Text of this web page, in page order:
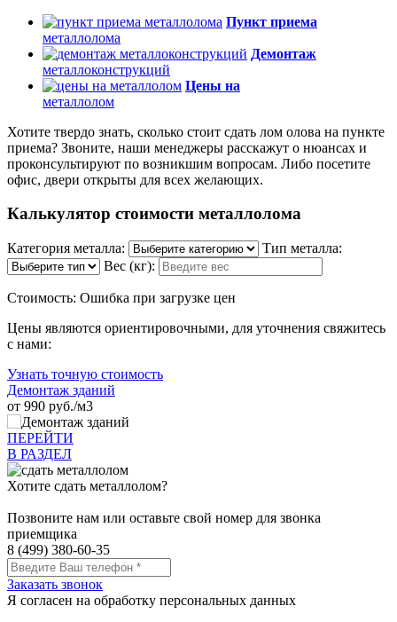
Пункт приема
металлолома
Демонтаж
металлоконструкций
Цены на
металлолом
Хотите твердо знать, сколько стоит сдать лом олова на пункте
приема? Звоните, наши менеджеры расскажут о нюансах и
проконсультируют по возникшим вопросам. Либо посетите
офис, двери открыты для всех желающих.
Калькулятор стоимости металлолома
Категория металла:
Тип металла:
Вес (кг):
Стоимость: Ошибка при загрузке цен
Цены являются ориентировочными, для уточнения свяжитесь
с нами:
Узнать точную стоимость
Демонтаж зданий
от 990 руб./м3
ПЕРЕЙТИ
В РАЗДЕЛ
Хотите сдать металлолом?
Позвоните нам или оставьте свой номер для звонка
приемщика
8 (499) 380-60-35
Заказать звонок
Я согласен на обработку персональных данных